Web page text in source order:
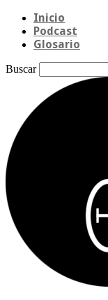
Inicio
Podcast
Glosario
Buscar